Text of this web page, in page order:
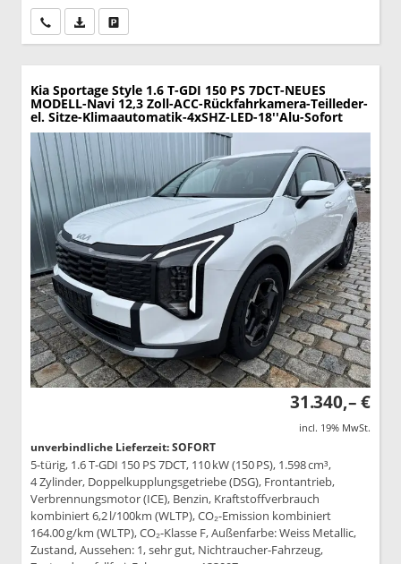
Wir rufen Sie anPDF-Datei, Fahrzeugexposé drucken
Kia Sportage Style 1.6 T-GDI 150 PS 7DCT-NEUES
MODELL-Navi 12,3 Zoll-ACC-Rückfahrkamera-Teilleder-
el. Sitze-Klimaautomatik-4xSHZ-LED-18''Alu-Sofort
31.340,– €
incl. 19% MwSt.
unverbindliche Lieferzeit: SOFORT
5-türig, 1.6 T-GDI 150 PS 7DCT, 110 kW (150 PS), 1.598 cm³,
4 Zylinder, Doppelkupplungsgetriebe (DSG), Frontantrieb,
Verbrennungsmotor (ICE), Benzin, Kraftstoffverbrauch
kombiniert 6,2 l/100km (WLTP), CO₂-Emission kombiniert
164.00 g/km (WLTP), CO₂-Klasse F, Außenfarbe: Weiss Metallic,
Zustand, Aussehen: 1, sehr gut, Nichtraucher-Fahrzeug,